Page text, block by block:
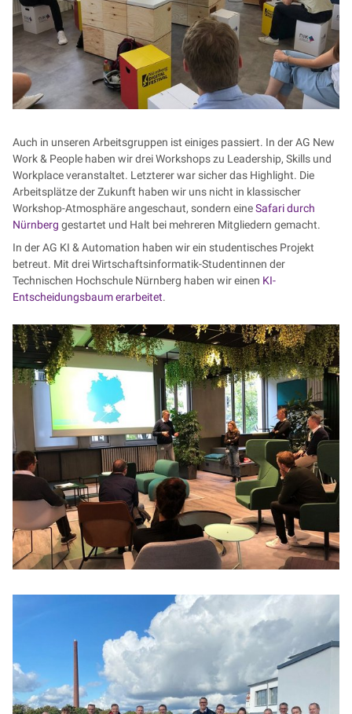
Auch in unseren Arbeitsgruppen ist einiges passiert. In der AG New
Work & People haben wir drei Workshops zu Leadership, Skills und
Workplace veranstaltet. Letzterer war sicher das Highlight. Die
Arbeitsplätze der Zukunft haben wir uns nicht in klassischer
Workshop-Atmosphäre angeschaut, sondern eineSafari durch
Nürnberg gestartet und Halt bei mehreren Mitgliedern gemacht.
In der AG KI & Automation haben wir ein studentisches Projekt
betreut. Mit drei Wirtschaftsinformatik-Studentinnen der
Technischen Hochschule Nürnberg haben wir einen KI-
Entscheidungsbaum erarbeitet.